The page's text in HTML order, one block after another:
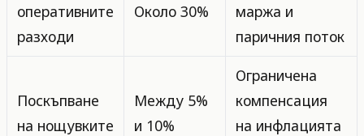
оперативните
разходи
Около 30%
маржа и
паричния поток
Поскъпване
на нощувките
Между 5%
и 10%
Ограничена
компенсация
на инфлацията